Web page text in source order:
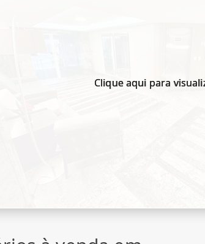
Clique aqui para